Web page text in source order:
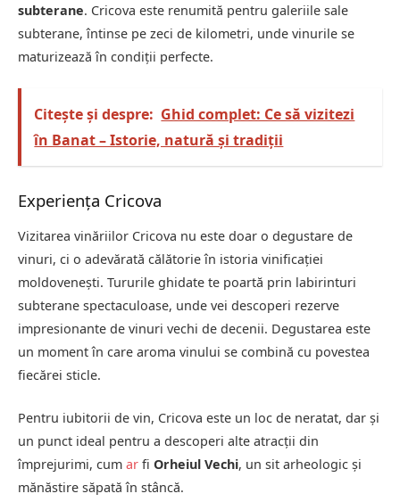
subterane. Cricova este renumită pentru galeriile sale
subterane, întinse pe zeci de kilometri, unde vinurile se
maturizează în condiții perfecte.
Citește și despre: Ghid complet: Ce să vizitezi
în Banat – Istorie, natură și tradiții
Experiența Cricova
Vizitarea vinăriilor Cricova nu este doar o degustare de
vinuri, ci o adevărată călătorie în istoria vinificației
moldovenești. Tururile ghidate te poartă prin labirinturi
subterane spectaculoase, unde vei descoperi rezerve
impresionante de vinuri vechi de decenii. Degustarea este
un moment în care aroma vinului se combină cu povestea
fiecărei sticle.
Pentru iubitorii de vin, Cricova este un loc de neratat, dar și
un punct ideal pentru a descoperi alte atracții din
împrejurimi, cum ar fi Orheiul Vechi, un sit arheologic și
mănăstire săpată în stâncă.